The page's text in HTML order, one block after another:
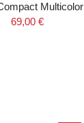
Multicolor
69,00 €